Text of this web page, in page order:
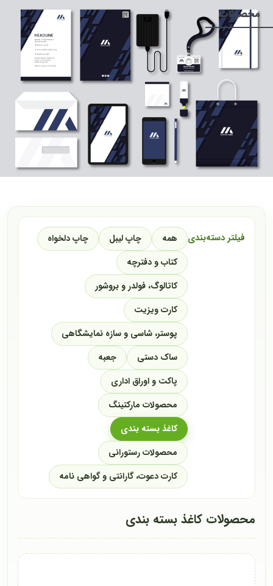
محصولات
فیلتر دسته‌بندی همه چاپ لیبل
چاپ دلخواه
کتاب و دفترچه
کاتالوگ، فولدر و بروشور
کارت ویزیت
پوستر، شاسی و سازه نمایشگاهی
ساک دستی
جعبه
پاکت و اوراق اداری
محصولات مارکتینگ
کاغذ بسته بندی
محصولات رستورانی
کارت دعوت، گارانتی و گواهی نامه
محصولات کاغذ بسته بندی